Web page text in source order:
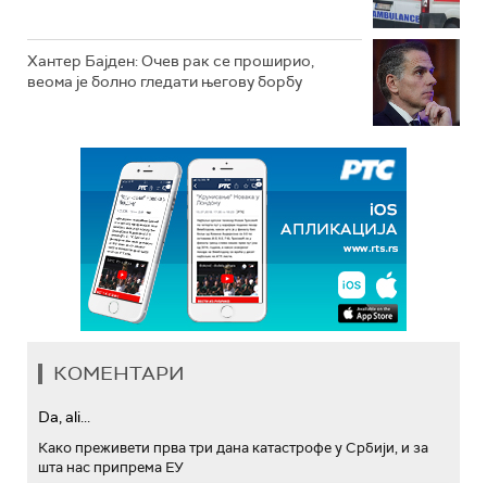
Хантер Бајден: Очев рак се проширио,
веома је болно гледати његову борбу
КОМЕНТАРИ
Da, ali...
Како преживети прва три дана катастрофе у Србији, и за
шта нас припрема ЕУ